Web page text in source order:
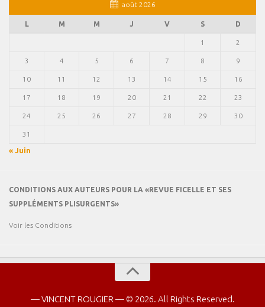
août 2026
L M M J V S D
1 2
3 4 5 6 7 8 9
10 11 12 13 14 15 16
17 18 19 20 21 22 23
24 25 26 27 28 29 30
31
« Juin
CONDITIONS AUX AUTEURS POUR LA «REVUE FICELLE ET SES
SUPPLÉMENTS PLISURGENTS»
Voir les Conditions
— VINCENT ROUGIER — © 2026. All Rights Reserved.